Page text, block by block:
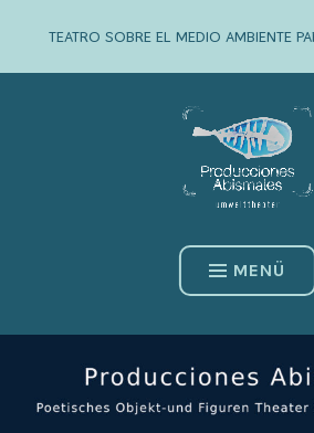
springen
TEATRO SOBRE EL MEDIO AMBIENTE
MENÜ